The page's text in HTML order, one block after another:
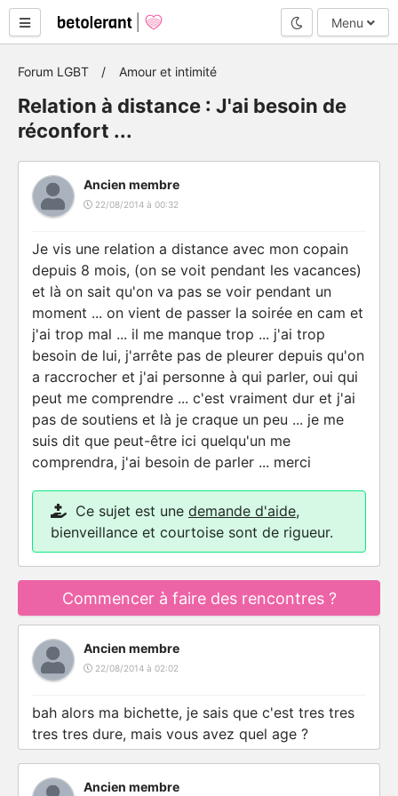
Mode nuit
Menu
Forum LGBT Amour et intimité
Relation à distance : J'ai besoin de
réconfort ...
Ancien membre
22/08/2014 à 00:32
Je vis une relation a distance avec mon copain
depuis 8 mois, (on se voit pendant les vacances)
et là on sait qu'on va pas se voir pendant un
moment ... on vient de passer la soirée en cam et
j'ai trop mal ... il me manque trop ... j'ai trop
besoin de lui, j'arrête pas de pleurer depuis qu'on
a raccrocher et j'ai personne à qui parler, oui qui
peut me comprendre ... c'est vraiment dur et j'ai
pas de soutiens et là je craque un peu ... je me
suis dit que peut-être ici quelqu'un me
comprendra, j'ai besoin de parler ... merci
Ce sujet est une demande d'aide,
bienveillance et courtoise sont de rigueur.
Commencer à faire des rencontres ?
Ancien membre
22/08/2014 à 02:02
bah alors ma bichette, je sais que c'est tres tres
tres tres dure, mais vous avez quel age ?
Ancien membre